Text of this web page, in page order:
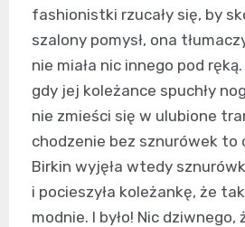
fashionistki rzucały się, by
szalony pomysł, ona
nie miała nic innego pod
gdy jej koleżance spuchły
nie zmieści się w ulubione
chodzenie bez sznurówek to
Birkin wyjęła wtedy
i pocieszyła koleżankę, że
modnie. I było! Nic